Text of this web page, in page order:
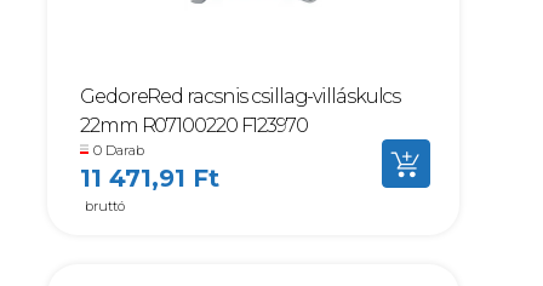
GedoreRed racsnis csillag-villáskulcs
22mm R07100220 F123970
0 Darab
11 471,91 Ft
bruttó